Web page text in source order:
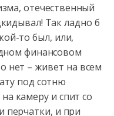
отечественный
Так ладно б
то был, или,
финансовом
нет – живет на всем
под сотню
камеру и спит со
перчатки, и при